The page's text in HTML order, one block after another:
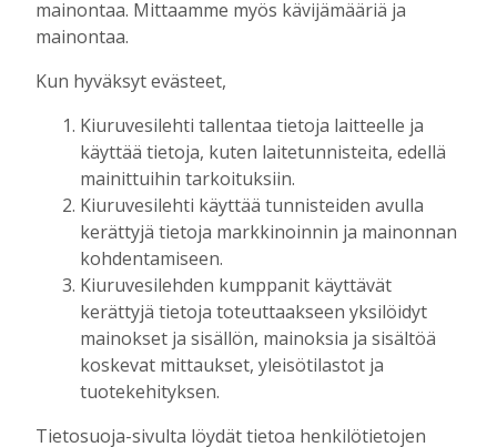
kaikille avoin kävelytapahtuma
Aku Laatikainen
KiuPan 11-vuotiaille pojille kultaa Kuopio
Cupista ylivoimaisen esityksen jälkeen
Tilaajille
Aku Laatikainen 3.8.2026 10:55
Salla Tompuri juoksi tuplakultaan – Silja
Auvinen ja Enni Pennanen heittivät
keihään joukkuemestareiksi
Tilaajille
Aku Laatikainen 3.8.2026 09:19
Kiuruveden Urheilijat vahvalla
yleisurheilun SM-kisoihin
mainontaa. Mittaamme myös kävijämääriä ja
mainontaa.
Kun hyväksyt evästeet,
Kiuruvesilehti tallentaa tietoja laitteelle ja
käyttää tietoja, kuten laitetunnisteita, edellä
mainittuihin tarkoituksiin.
Kiuruvesilehti käyttää tunnisteiden avulla
kerättyjä tietoja markkinoinnin ja mainonnan
kohdentamiseen.
Kiuruvesilehden kumppanit käyttävät
kerättyjä tietoja toteuttaakseen yksilöidyt
mainokset ja sisällön, mainoksia ja sisältöä
koskevat mittaukset, yleisötilastot ja
tuotekehityksen.
Tietosuoja-sivulta löydät tietoa henkilötietojen